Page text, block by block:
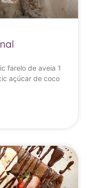
farelo de aveia 1
açúcar de coco